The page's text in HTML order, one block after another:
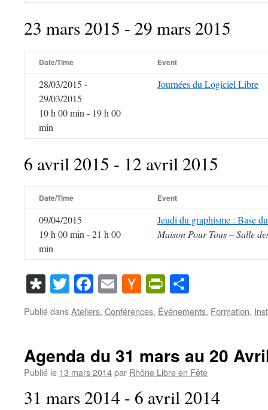
23 mars 2015 - 29 mars 2015
Date/Time Event
28/03/2015 -
29/03/2015
10 h 00 min - 19 h 00
min
Journées du Logiciel Libre
6 avril 2015 - 12 avril 2015
Date/Time Event
09/04/2015
19 h 00 min - 21 h 00
min
Jeudi du graphisme : Base
Maison Pour Tous – Salle
Diaspora
TwitterFacebook
EmailHacker
News
PrintFriendly
Publié dansAteliers, Conférences, Événements, Formation,
Agenda du 31 mars au 20
Publié le 13 mars 2014par Rhône Libre en Fête
31 mars 2014 - 6 avril 2014